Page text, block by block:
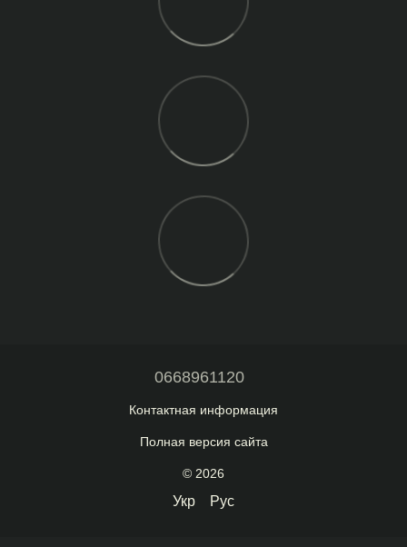
0668961120
Контактная информация
Полная версия сайта
© 2026
Укр Рус